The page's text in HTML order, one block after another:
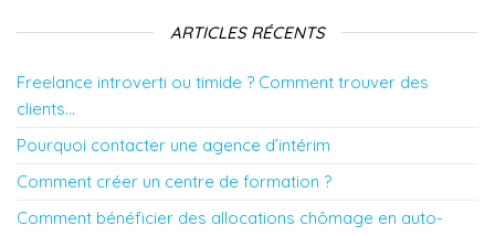
ARTICLES RÉCENTS
Freelance introverti ou timide ? Comment trouver des
clients…
Pourquoi contacter une agence d’intérim
Comment créer un centre de formation ?
Comment bénéficier des allocations chômage en auto-